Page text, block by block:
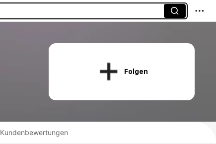
Folgen
Kundenbewertungen